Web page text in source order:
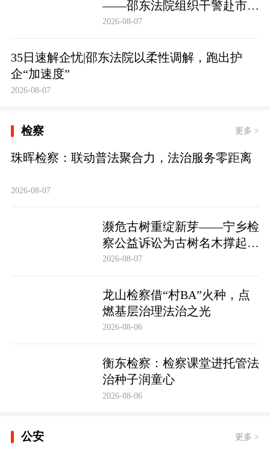
——邵东法院组织干警赴市禁
毒教育基地参观学习
2026-08-07
35日速解企忧|邵东法院以柔性调解，跑出护
企“加速度”
2026-08-07
检察 更多 >
珠晖检察：联动普法聚合力，法治服务零距离
2026-08-07
濒危古树重绽新芽——宁乡检
察公益诉讼为古树名木撑起法
治“保护伞”
2026-08-07
龙山检察借“村BA”火种，点
燃基层治理法治之光
2026-08-06
衡东检察：检察课堂进托管法
治种子润童心
2026-08-06
公安 更多 >